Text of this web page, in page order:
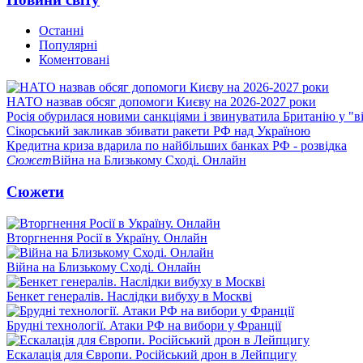
Останні
Популярні
Коментовані
НАТО назвав обсяг допомоги Києву на 2026-2027 роки
Росія обурилася новими санкціями і звинуватила Британію у
Сікорський закликав збивати ракети РФ над Україною
Кредитна криза вдарила по найбільших банках РФ - розвідка
СюжетВійна на Близькому Сході. Онлайн
Сюжети
Вторгнення Росії в Україну. Онлайн
Війна на Близькому Сході. Онлайн
Бенкет генералів. Наслідки вибуху в Москві
Брудні технології. Атаки РФ на вибори у Франції
Ескалація для Європи. Російський дрон в Лейпцигу